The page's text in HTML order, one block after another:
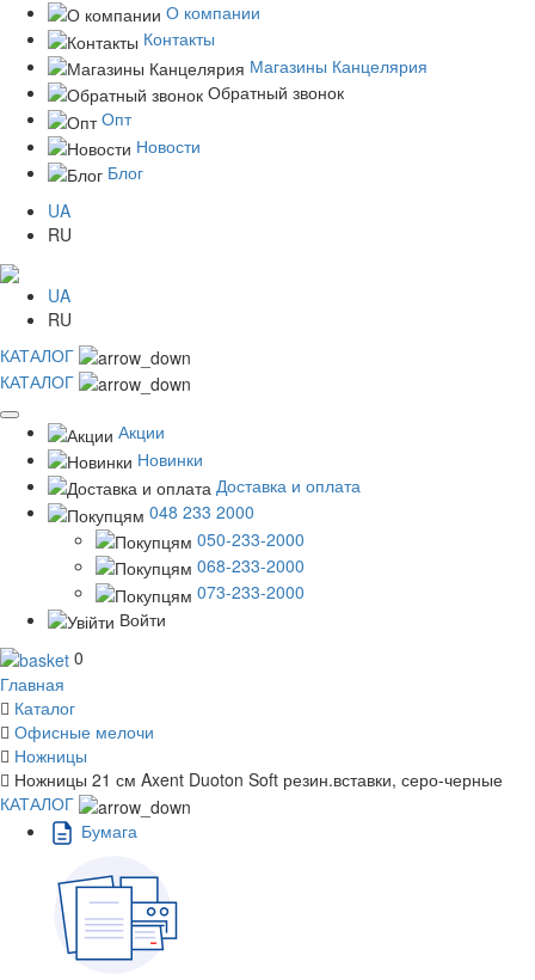
О компании
Контакты
Магазины Канцелярия
Обратный звонок
Опт
Новости
Блог
UA
RU
UA
RU
КАТАЛОГ
КАТАЛОГ
Акции
Новинки
Доставка и оплата
048 233 2000
050-233-2000
068-233-2000
073-233-2000
Войти
0
Главная
Каталог
Офисные мелочи
Ножницы
Ножницы 21 см Axent Duoton Soft резин.вставки, серо-черные
КАТАЛОГ
Бумага